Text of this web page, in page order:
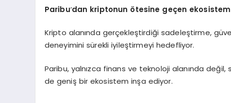
Paribu’dan kriptonun ötesine geçen ekosistem
Kripto alanında gerçekleştirdiği sadeleştirme,
deneyimini sürekli iyileştirmeyi hedefliyor.
Paribu, yalnızca finans ve teknoloji alanında
de geniş bir ekosistem inşa ediyor.